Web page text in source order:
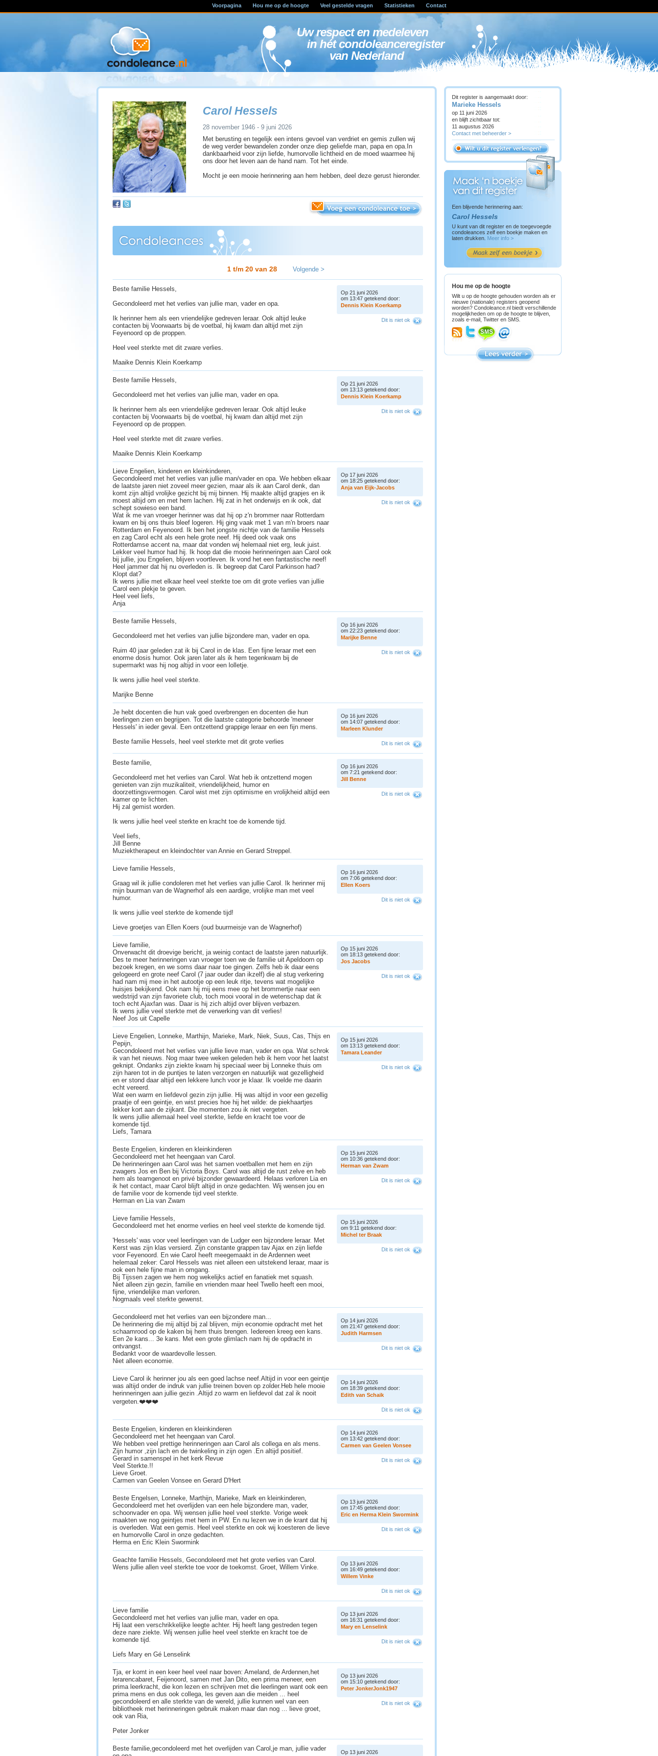
Voorpagina Hou me op de hoogte Veel gestelde vragen Statistieken Contact
Uw respect en medeleven
in hét condoleanceregister
van Nederland
Carol Hessels
28 november 1946 - 9 juni 2026
Met berusting en tegelijk een intens gevoel van verdriet en gemis zullen wij
de weg verder bewandelen zonder onze diep geliefde man, papa en opa.In
dankbaarheid voor zijn liefde, humorvolle lichtheid en de moed waarmee hij
ons door het leven aan de hand nam. Tot het einde.
Mocht je een mooie herinnering aan hem hebben, deel deze gerust hieronder.
1 t/m 20 van 28 Volgende >
Beste familie Hessels,
Gecondoleerd met het verlies van jullie man, vader en opa.
Ik herinner hem als een vriendelijke gedreven leraar. Ook altijd leuke
contacten bij Voorwaarts bij de voetbal, hij kwam dan altijd met zijn
Feyenoord op de proppen.
Heel veel sterkte met dit zware verlies.
Maaike Dennis Klein Koerkamp
Op 21 juni 2026
om 13:47 getekend door:
Dennis Klein Koerkamp
Dit is niet ok
Beste familie Hessels,
Gecondoleerd met het verlies van jullie man, vader en opa.
Ik herinner hem als een vriendelijke gedreven leraar. Ook altijd leuke
contacten bij Voorwaarts bij de voetbal, hij kwam dan altijd met zijn
Feyenoord op de proppen.
Heel veel sterkte met dit zware verlies.
Maaike Dennis Klein Koerkamp
Op 21 juni 2026
om 13:13 getekend door:
Dennis Klein Koerkamp
Dit is niet ok
Lieve Engelien, kinderen en kleinkinderen,
Gecondoleerd met het verlies van jullie man/vader en opa. We hebben elkaar
de laatste jaren niet zoveel meer gezien, maar als ik aan Carol denk, dan
komt zijn altijd vrolijke gezicht bij mij binnen. Hij maakte altijd grapjes en ik
moest altijd om en met hem lachen. Hij zat in het onderwijs en ik ook, dat
schept sowieso een band.
Wat ik me van vroeger herinner was dat hij op z'n brommer naar Rotterdam
kwam en bij ons thuis bleef logeren. Hij ging vaak met 1 van m'n broers naar
Rotterdam en Feyenoord. Ik ben het jongste nichtje van de familie Hessels
en zag Carol echt als een hele grote neef. Hij deed ook vaak ons
Rotterdamse accent na, maar dat vonden wij helemaal niet erg, leuk juist.
Lekker veel humor had hij. Ik hoop dat die mooie herinneringen aan Carol ook
bij jullie, jou Engelien, blijven voortleven. Ik vond het een fantastische neef!
Heel jammer dat hij nu overleden is. Ik begreep dat Carol Parkinson had?
Klopt dat?
Ik wens jullie met elkaar heel veel sterkte toe om dit grote verlies van jullie
Carol een plekje te geven.
Heel veel liefs,
Anja
Op 17 juni 2026
om 18:25 getekend door:
Anja van Eijk-Jacobs
Dit is niet ok
Beste familie Hessels,
Gecondoleerd met het verlies van jullie bijzondere man, vader en opa.
Ruim 40 jaar geleden zat ik bij Carol in de klas. Een fijne leraar met een
enorme dosis humor. Ook jaren later als ik hem tegenkwam bij de
supermarkt was hij nog altijd in voor een lolletje.
Ik wens jullie heel veel sterkte.
Marijke Benne
Op 16 juni 2026
om 22:23 getekend door:
Marijke Benne
Dit is niet ok
Je hebt docenten die hun vak goed overbrengen en docenten die hun
leerlingen zien en begrijpen. Tot die laatste categorie behoorde 'meneer
Hessels' in ieder geval. Een ontzettend grappige leraar en een fijn mens.
Beste familie Hessels, heel veel sterkte met dit grote verlies
Op 16 juni 2026
om 14:07 getekend door:
Marleen Klunder
Dit is niet ok
Beste familie,
Gecondoleerd met het verlies van Carol. Wat heb ik ontzettend mogen
genieten van zijn muzikaliteit, vriendelijkheid, humor en
doorzettingsvermogen. Carol wist met zijn optimisme en vrolijkheid altijd een
kamer op te lichten.
Hij zal gemist worden.
Ik wens jullie heel veel sterkte en kracht toe de komende tijd.
Veel liefs,
Jill Benne
Muziektherapeut en kleindochter van Annie en Gerard Streppel.
Op 16 juni 2026
om 7:21 getekend door:
Jill Benne
Dit is niet ok
Lieve familie Hessels,
Graag wil ik jullie condoleren met het verlies van jullie Carol. Ik herinner mij
mijn buurman van de Wagnerhof als een aardige, vrolijke man met veel
humor.
Ik wens jullie veel sterkte de komende tijd!
Lieve groetjes van Ellen Koers (oud buurmeisje van de Wagnerhof)
Op 16 juni 2026
om 7:06 getekend door:
Ellen Koers
Dit is niet ok
Lieve familie,
Onverwacht dit droevige bericht, ja weinig contact de laatste jaren natuurlijk.
Des te meer herinneringen van vroeger toen we de familie uit Apeldoorn op
bezoek kregen, en we soms daar naar toe gingen. Zelfs heb ik daar eens
gelogeerd en grote neef Carol (7 jaar ouder dan ikzelf) die al stug verkering
had nam mij mee in het autootje op een leuk ritje, tevens wat mogelijke
huisjes bekijkend. Ook nam hij mij eens mee op het brommertje naar een
wedstrijd van zijn favoriete club, toch mooi vooral in de wetenschap dat ik
toch echt Ajaxfan was. Daar is hij zich altijd over blijven verbazen.
Ik wens jullie veel sterkte met de verwerking van dit verlies!
Neef Jos uit Capelle
Op 15 juni 2026
om 18:13 getekend door:
Jos Jacobs
Dit is niet ok
Lieve Engelien, Lonneke, Marthijn, Marieke, Mark, Niek, Suus, Cas, Thijs en
Pepijn,
Gecondoleerd met het verlies van jullie lieve man, vader en opa. Wat schrok
ik van het nieuws. Nog maar twee weken geleden heb ik hem voor het laatst
geknipt. Ondanks zijn ziekte kwam hij speciaal weer bij Lonneke thuis om
zijn haren tot in de puntjes te laten verzorgen en natuurlijk wat gezelligheid
en er stond daar altijd een lekkere lunch voor je klaar. Ik voelde me daarin
echt vereerd.
Wat een warm en liefdevol gezin zijn jullie. Hij was altijd in voor een gezellig
praatje of een geintje, en wist precies hoe hij het wilde: de piekhaartjes
lekker kort aan de zijkant. Die momenten zou ik niet vergeten.
Ik wens jullie allemaal heel veel sterkte, liefde en kracht toe voor de
komende tijd.
Liefs, Tamara
Op 15 juni 2026
om 13:13 getekend door:
Tamara Leander
Dit is niet ok
Beste Engelien, kinderen en kleinkinderen
Gecondoleerd met het heengaan van Carol.
De herinneringen aan Carol was het samen voetballen met hem en zijn
zwagers Jos en Ben bij Victoria Boys. Carol was altijd de rust zelve en heb
hem als teamgenoot en privé bijzonder gewaardeerd. Helaas verloren Lia en
ik het contact, maar Carol blijft altijd in onze gedachten. Wij wensen jou en
de familie voor de komende tijd veel sterkte.
Herman en Lia van Zwam
Op 15 juni 2026
om 10:36 getekend door:
Herman van Zwam
Dit is niet ok
Lieve familie Hessels,
Gecondoleerd met het enorme verlies en heel veel sterkte de komende tijd.
'Hessels' was voor veel leerlingen van de Ludger een bijzondere leraar. Met
Kerst was zijn klas versierd. Zijn constante grappen tav Ajax en zijn liefde
voor Feyenoord. En wie Carol heeft meegemaakt in de Ardennen weet
helemaal zeker: Carol Hessels was niet alleen een uitstekend leraar, maar is
ook een hele fijne man in omgang.
Bij Tijssen zagen we hem nog wekelijks actief en fanatiek met squash.
Niet alleen zijn gezin, familie en vrienden maar heel Twello heeft een mooi,
fijne, vriendelijke man verloren.
Nogmaals veel sterkte gewenst.
Op 15 juni 2026
om 9:11 getekend door:
Michel ter Braak
Dit is niet ok
Gecondoleerd met het verlies van een bijzondere man...
De herinnering die mij altijd bij zal blijven, mijn economie opdracht met het
schaamrood op de kaken bij hem thuis brengen. Iedereen kreeg een kans.
Een 2e kans... 3e kans. Met een grote glimlach nam hij de opdracht in
ontvangst.
Bedankt voor de waardevolle lessen.
Niet alleen economie.
Op 14 juni 2026
om 21:47 getekend door:
Judith Harmsen
Dit is niet ok
Lieve Carol ik herinner jou als een goed lachse neef.Altijd in voor een geintje
was altijd onder de indruk van jullie treinen boven op zolder.Heb hele mooie
herinneringen aan jullie gezin .Altijd zo warm en liefdevol dat zal ik nooit
vergeten.❤️❤️❤️
Op 14 juni 2026
om 18:39 getekend door:
Edith van Schaik
Dit is niet ok
Beste Engelien, kinderen en kleinkinderen
Gecondoleerd met het heengaan van Carol.
We hebben veel prettige herinneringen aan Carol als collega en als mens.
Zijn humor ,zijn lach en de twinkeling in zijn ogen .En altijd positief.
Gerard in samenspel in het kerk Revue
Veel Sterkte.!!
Lieve Groet.
Carmen van Geelen Vonsee en Gerard D'Hert
Op 14 juni 2026
om 13:42 getekend door:
Carmen van Geelen Vonsee
Dit is niet ok
Beste Engelsen, Lonneke, Marthijn, Marieke, Mark en kleinkinderen,
Gecondoleerd met het overlijden van een hele bijzondere man, vader,
schoonvader en opa. Wij wensen jullie heel veel sterkte. Vorige week
maakten we nog geintjes met hem in PW. En nu lezen we in de krant dat hij
is overleden. Wat een gemis. Heel veel sterkte en ook wij koesteren de lieve
en humorvolle Carol in onze gedachten.
Herma en Eric Klein Swormink
Op 13 juni 2026
om 17:45 getekend door:
Eric en Herma Klein Swormink
Dit is niet ok
Geachte familie Hessels, Gecondoleerd met het grote verlies van Carol.
Wens jullie allen veel sterkte toe voor de toekomst. Groet, Willem Vinke.
Op 13 juni 2026
om 16:49 getekend door:
Willem Vinke
Dit is niet ok
Lieve familie
Gecondoleerd met het verlies van jullie man, vader en opa.
Hij laat een verschrikkelijke leegte achter. Hij heeft lang gestreden tegen
deze nare ziekte. Wij wensen jullie heel veel sterkte en kracht toe de
komende tijd.
Liefs Mary en Gé Lenselink
Op 13 juni 2026
om 16:31 getekend door:
Mary en Lenselink
Dit is niet ok
Tja, er komt in een keer heel veel naar boven: Ameland, de Ardennen,het
lerarencabaret, Feijenoord, samen met Jan Dito, een prima meneer, een
prima leerkracht, die kon lezen en schrijven met die leerlingen want ook een
prima mens en dus ook collega, les geven aan die meiden ... heel
gecondoleerd en alle sterkte van de wereld, jullie kunnen wel van een
bibliotheek met herinneringen gebruik maken maar dan nog ... lieve groet,
ook van Ria,
Peter Jonker
Op 13 juni 2026
om 15:10 getekend door:
Peter JonkerJonk1947
Dit is niet ok
Beste familie,gecondoleerd met het overlijden van Carol,je man, jullie vader
Op 13 juni 2026
Dit register is aangemaakt door:
Marieke Hessels
op 11 juni 2026
en blijft zichtbaar tot:
11 augustus 2026
Contact met beheerder >
Een blijvende herinnering aan:
Carol Hessels
U kunt van dit register en de toegevoegde
condoleances zelf een boekje maken en
laten drukken.
Meer info >
Hou me op de hoogte
Wilt u op de hoogte gehouden worden als er
nieuwe (nationale) registers geopend
worden? Condoleance.nl biedt verschillende
mogelijkheden om op de hoogte te blijven,
zoals e-mail, Twitter en SMS.